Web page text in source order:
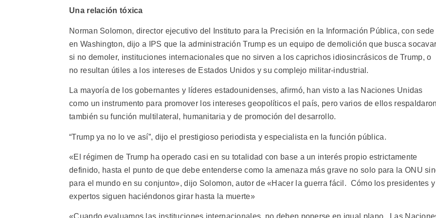
Una relación tóxica
Norman Solomon, director ejecutivo del Instituto para la Precisión en la Información Pública, con sede
en Washington, dijo a IPS que la administración Trump es un equipo de demolición que busca
si no demoler, instituciones internacionales que no sirven a los caprichos idiosincrásicos de Trump, o
no resultan útiles a los intereses de Estados Unidos y su complejo militar-industrial.
La mayoría de los gobernantes y líderes estadounidenses, afirmó, han visto a las Naciones Unidas
como un instrumento para promover los intereses geopolíticos el país, pero varios de ellos respaldaron
también su función multilateral, humanitaria y de promoción del desarrollo.
“Trump ya no lo ve así”, dijo el prestigioso periodista y especialista en la función pública.
«El régimen de Trump ha operado casi en su totalidad con base a un interés propio estrictamente
definido, hasta el punto de que debe entenderse como la amenaza más grave no solo para la ONU
para el mundo en su conjunto», dijo Solomon, autor de «Hacer la guerra fácil. Cómo los presidentes y
expertos siguen haciéndonos girar hasta la muerte»